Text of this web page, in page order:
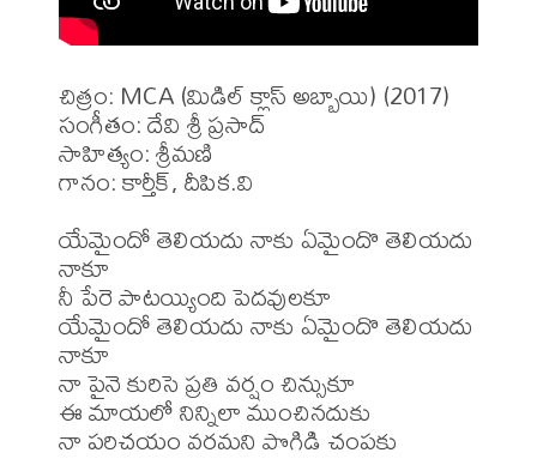
చిత్రం: MCA (మిడిల్ క్లాస్ అబ్బాయి) (2017)
సంగీతం: దేవి శ్రీ ప్రసాద్
సాహిత్యం: శ్రీమణి
గానం: కార్తీక్, దీపిక.వి
యేమైందో తెలియదు నాకు ఏమైందొ తెలియదు
నాకూ
నీ పేరె పాటయ్యింది పెదవులకూ
యేమైందో తెలియదు నాకు ఏమైందొ తెలియదు
నాకూ
నా పైనె కురిసె ప్రతి వర్షం చిన్సుకూ
ఈ మాయలో నిన్నిలా ముంచినదుకు
నా పరిచయం వరమని పొగిడి చంపకు